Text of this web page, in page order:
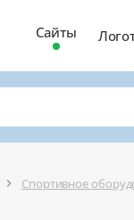
Сайты
Спортивное